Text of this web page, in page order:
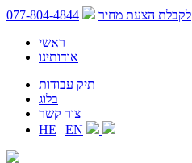
לקבלת הצעת מחיר
077-804-4844
ראשי
אודותינו
תיק עבודות
בלוג
צור קשר
HE | EN